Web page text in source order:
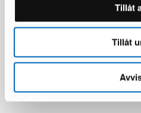
Tillåt
Tillåt
1 149 € 2 600 €
Alla